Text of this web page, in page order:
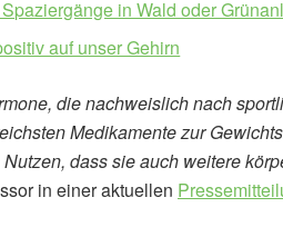
in Wald oder
auf unser Gehirn
die nachweislich nach
Medikamente zur
dass sie auch weitere
in einer aktuellen